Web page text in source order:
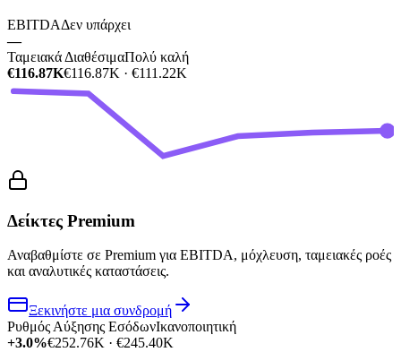
EBITDAΔεν υπάρχει
—
Ταμειακά ΔιαθέσιμαΠολύ καλή
€116.87K€116.87K · €111.22K
Δείκτες Premium
Αναβαθμίστε σε Premium για EBITDA, μόχλευση, ταμειακές ροές
και αναλυτικές καταστάσεις.
Ξεκινήστε μια συνδρομή
Ρυθμός Αύξησης ΕσόδωνΙκανοποιητική
+3.0%€252.76K · €245.40K